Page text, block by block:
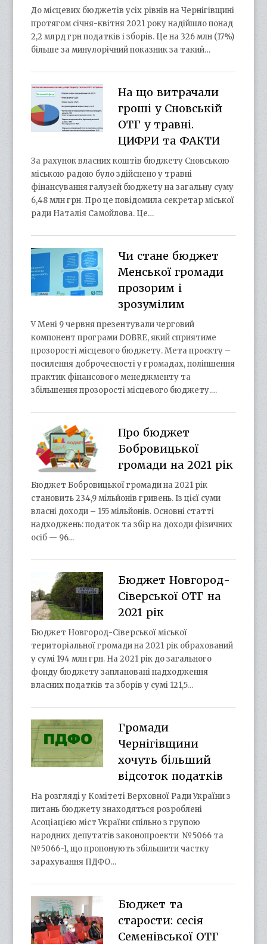
До місцевих бюджетів усіх рівнів на Чернігівщині
протягом січня-квітня 2021 року надійшло понад
2,2 млрд грн податків і зборів. Це на 326 млн (17%)
більше за минулорічний показник за такий…
На що витрачали
гроші у Сновській
ОТГ у травні.
ЦИФРИ та ФАКТИ
За рахунок власних коштів бюджету Сновською
міською радою було здійснено у травні
фінансування галузей бюджету на загальну суму
6,48 млн грн. Про це повідомила секретар міської
ради Наталія Самойлова. Це…
Чи стане бюджет
Менської громади
прозорим і
зрозумілим
У Мені 9 червня презентували черговий
компонент програми DOBRE, який сприятиме
прозорості місцевого бюджету. Мета проєкту –
посилення доброчесності у громадах, поліпшення
практик фінансового менеджменту та
збільшення прозорості місцевого бюджету.…
Про бюджет
Бобровицької
громади на 2021 рік
Бюджет Бобровицької громади на 2021 рік
становить 234,9 мільйонів гривень. Із цієї суми
власні доходи – 155 мільйонів. Основні статті
надходжень: податок та збір на доходи фізичних
осіб — 96…
Бюджет Новгород-
Сіверської ОТГ на
2021 рік
Бюджет Новгород-Сіверської міської
територіальної громади на 2021 рік обрахований
у сумі 194 млн грн. На 2021 рік до загального
фонду бюджету заплановані надходження
власних податків та зборів у сумі 121,5…
Громади
Чернігівщини
хочуть більший
відсоток податків
На розгляді у Комітеті Верховної Ради України з
питань бюджету знаходяться розроблені
Асоціацією міст України спільно з групою
народних депутатів законопроекти №5066 та
№5066-1, що пропонують збільшити частку
зарахування ПДФО…
Бюджет та
старости: сесія
Семенівської ОТГ